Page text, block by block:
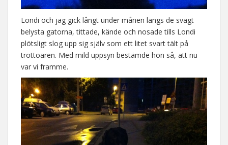
Londi och jag gick långt under månen längs de svagt
belysta gatorna, tittade, kände och nosade tills Londi
plötsligt slog upp sig själv som ett litet svart tält på
trottoaren. Med mild uppsyn bestämde hon så, att nu
var vi framme.